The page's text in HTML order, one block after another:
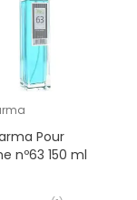
Pour
nº63 150 ml